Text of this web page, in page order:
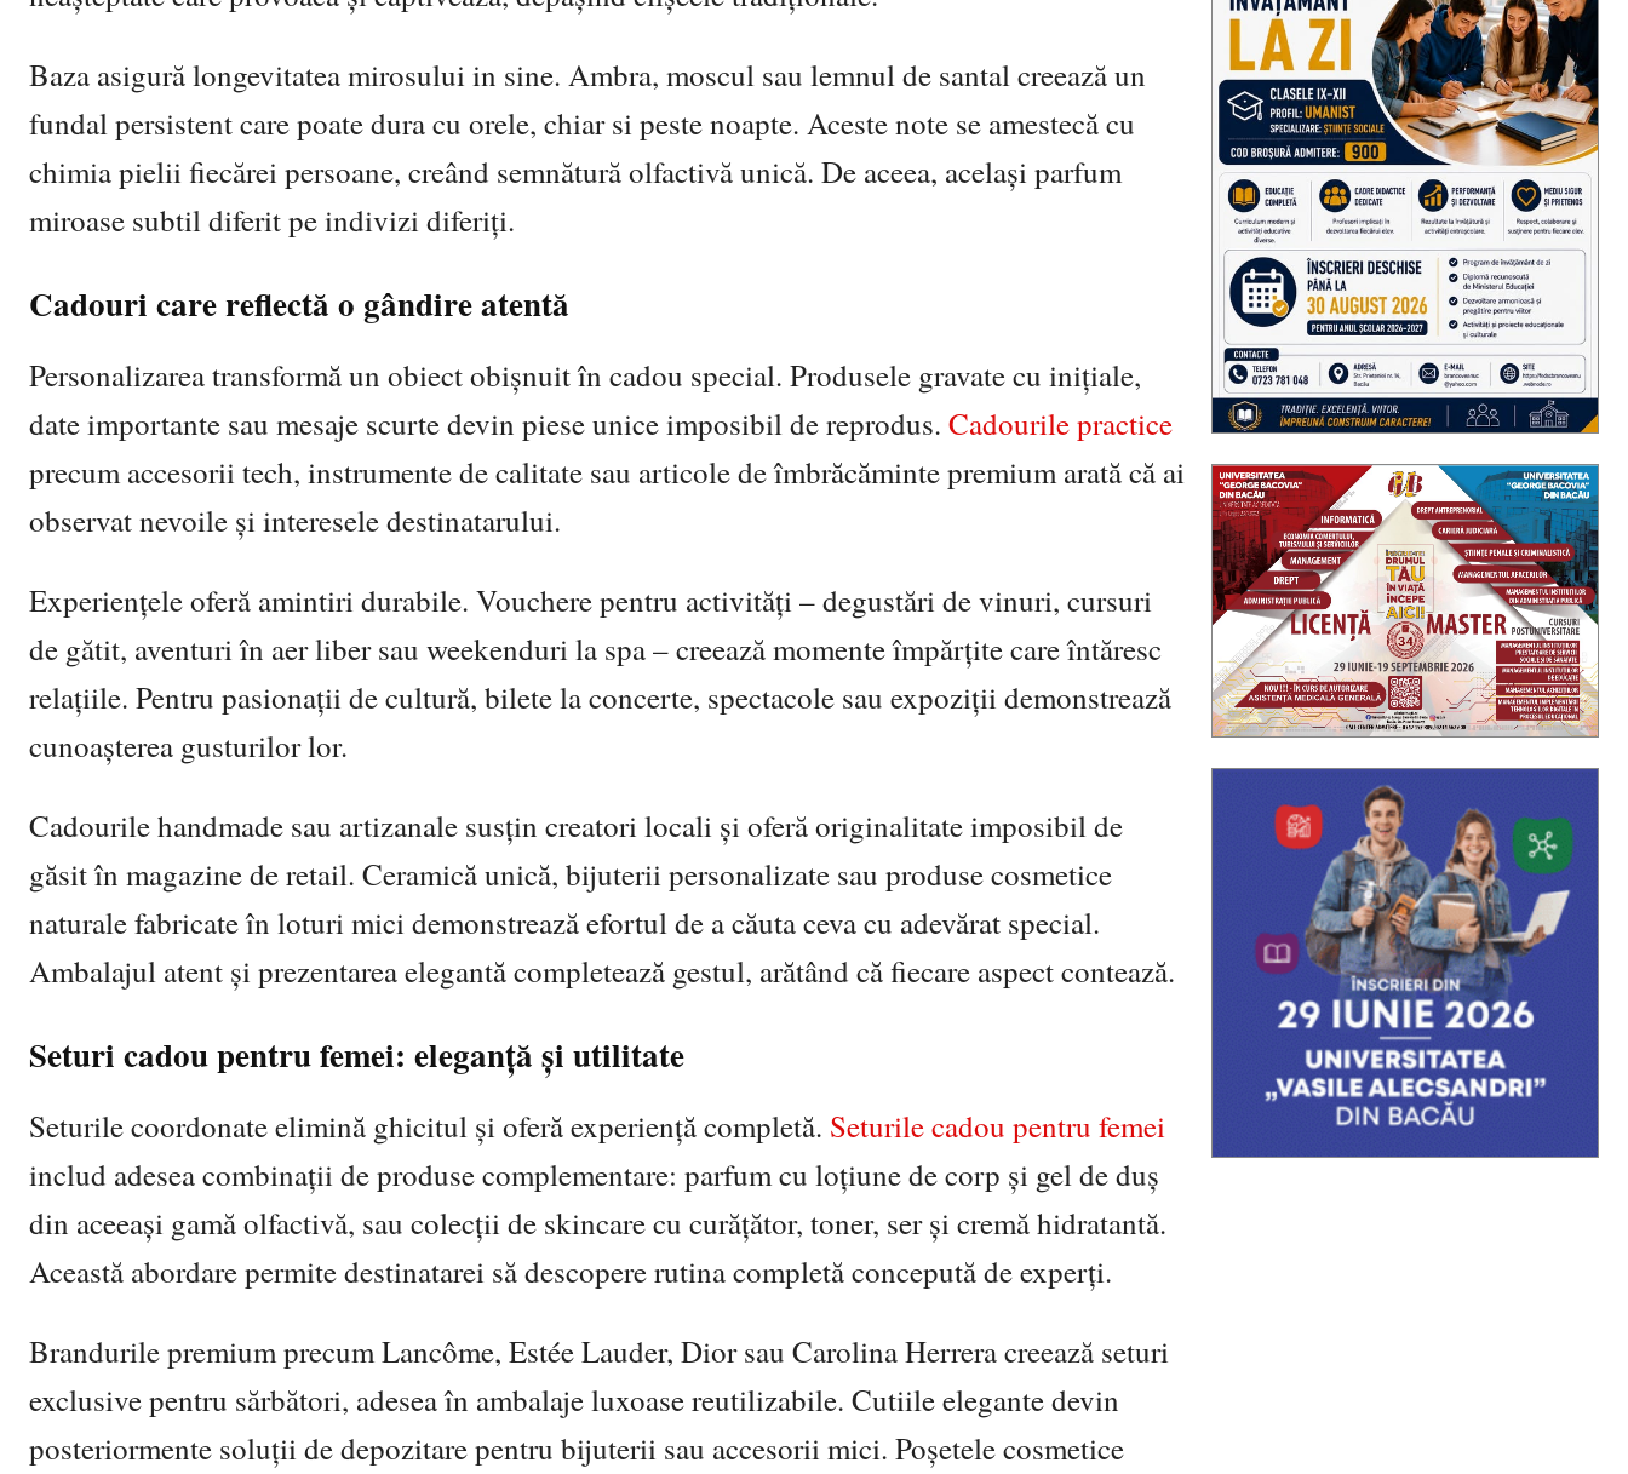
Baza asigură longevitatea mirosului in sine. Ambra, moscul sau lemnul de santal creează un
fundal persistent care poate dura cu orele, chiar si peste noapte. Aceste note se amestecă cu
chimia pielii fiecărei persoane, creând semnătură olfactivă unică. De aceea, același parfum
miroase subtil diferit pe indivizi diferiți.
Cadouri care reflectă o gândire atentă
Personalizarea transformă un obiect obișnuit în cadou special. Produsele gravate cu inițiale,
date importante sau mesaje scurte devin piese unice imposibil de reprodus. Cadourile practice
precum accesorii tech, instrumente de calitate sau articole de îmbrăcăminte premium arată că ai
observat nevoile și interesele destinatarului.
Experiențele oferă amintiri durabile. Vouchere pentru activități – degustări de vinuri, cursuri
de gătit, aventuri în aer liber sau weekenduri la spa – creează momente împărțite care întăresc
relațiile. Pentru pasionații de cultură, bilete la concerte, spectacole sau expoziții demonstrează
cunoașterea gusturilor lor.
Cadourile handmade sau artizanale susțin creatori locali și oferă originalitate imposibil de
găsit în magazine de retail. Ceramică unică, bijuterii personalizate sau produse cosmetice
naturale fabricate în loturi mici demonstrează efortul de a căuta ceva cu adevărat special.
Ambalajul atent și prezentarea elegantă completează gestul, arătând că fiecare aspect contează.
Seturi cadou pentru femei: eleganță și utilitate
Seturile coordonate elimină ghicitul și oferă experiență completă. Seturile cadou pentru femei
includ adesea combinații de produse complementare: parfum cu loțiune de corp și gel de duș
din aceeași gamă olfactivă, sau colecții de skincare cu curățător, toner, ser și cremă hidratantă.
Această abordare permite destinatarei să descopere rutina completă concepută de experți.
Brandurile premium precum Lancôme, Estée Lauder, Dior sau Carolina Herrera creează seturi
exclusive pentru sărbători, adesea în ambalaje luxoase reutilizabile. Cutiile elegante devin
posteriormente soluții de depozitare pentru bijuterii sau accesorii mici. Poșetele cosmetice